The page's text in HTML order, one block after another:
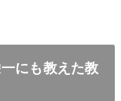
にも教えた教